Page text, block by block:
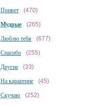
Привет (470)
Мудрые (265)
Люблю тебя (677)
Спасибо (255)
Другие (33)
На карантине (45)
Скучаю (252)